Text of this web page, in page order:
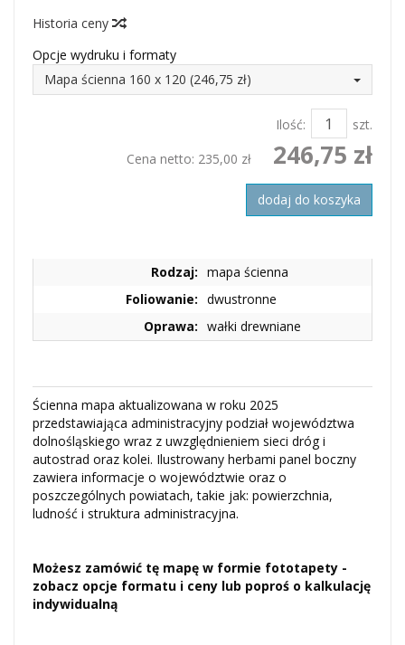
Historia ceny
Opcje wydruku i formaty
Mapa ścienna 160 x 120 (246,75 zł)
Ilość:
szt.
Cena netto: 235,00 zł 246,75 zł
dodaj do koszyka
Rodzaj: mapa ścienna
Foliowanie: dwustronne
Oprawa: wałki drewniane
Ścienna mapa aktualizowana w roku 2025
przedstawiająca administracyjny podział województwa
dolnośląskiego wraz z uwzględnieniem sieci dróg i
autostrad oraz kolei. Ilustrowany herbami panel boczny
zawiera informacje o województwie oraz o
poszczególnych powiatach, takie jak: powierzchnia,
ludność i struktura administracyjna.
Możesz zamówić tę mapę w formie fototapety -
zobacz opcje formatu i ceny lub poproś o kalkulację
indywidualną